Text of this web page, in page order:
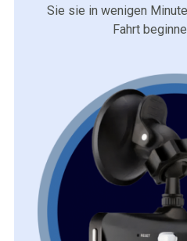
Sie sie in wenigen
Fahrt